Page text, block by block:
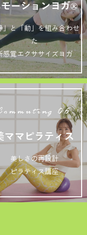
ーションヨガ®
」と「動」を組み合わせ
た
感覚エクササイズヨガ
06
ママピラティス
美しさの再設計
ピラティス講座